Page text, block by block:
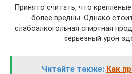
Принято считать, что
более вредны. Однако
слабоалкогольная спиртная
серьезный урон
Читайте также: Как